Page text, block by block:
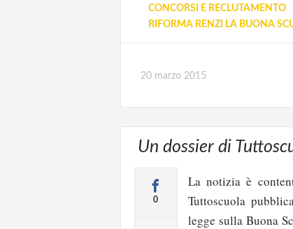
CONCORSI E RECLUTAMENTO
RIFORMA RENZI LA BUONA
20 marzo 2015
Un dossier di
0
La notizia è
Tuttoscuola
legge sulla Buona